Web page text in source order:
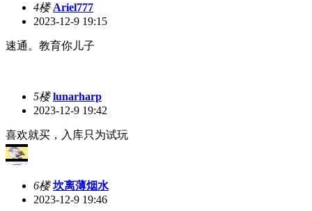
4楼 Ariel777
2023-12-9 19:15
速通。教育你儿子
5楼 lunarharp
2023-12-9 19:42
喜欢就买，入库只为试玩
6楼 坎离薄烟水
2023-12-9 19:46